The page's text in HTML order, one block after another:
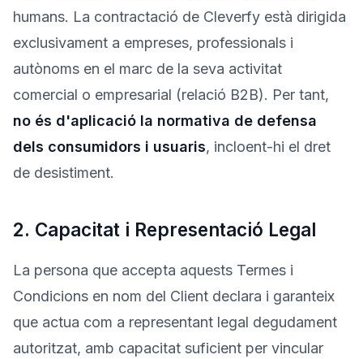
humans. La contractació de Cleverfy està dirigida
exclusivament a empreses, professionals i
autònoms en el marc de la seva activitat
comercial o empresarial (relació B2B). Per tant,
no és d'aplicació la normativa de defensa
dels consumidors i usuaris, incloent-hi el dret
de desistiment.
2. Capacitat i Representació Legal
La persona que accepta aquests Termes i
Condicions en nom del Client declara i garanteix
que actua com a representant legal degudament
autoritzat, amb capacitat suficient per vincular